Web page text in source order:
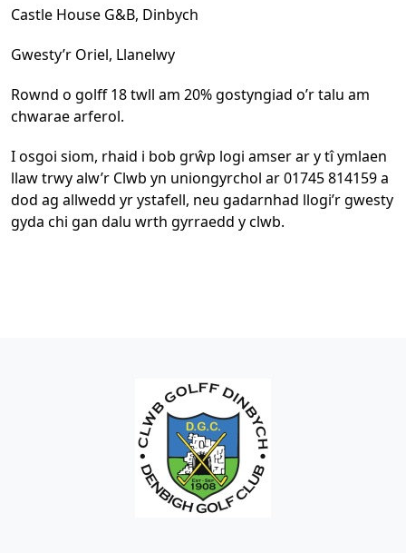
Castle House G&B, Dinbych
Gwesty’r Oriel, Llanelwy
Rownd o golff 18 twll am 20% gostyngiad o’r talu am
chwarae arferol.
I osgoi siom, rhaid i bob grŵp logi amser ar y tî ymlaen
llaw trwy alw’r Clwb yn uniongyrchol ar 01745 814159 a
dod ag allwedd yr ystafell, neu gadarnhad llogi’r gwesty
gyda chi gan dalu wrth gyrraedd y clwb.